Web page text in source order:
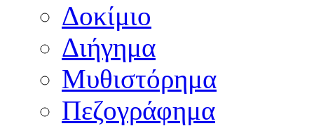
Δοκίμιο
Διήγημα
Μυθιστόρημα
Πεζογράφημα